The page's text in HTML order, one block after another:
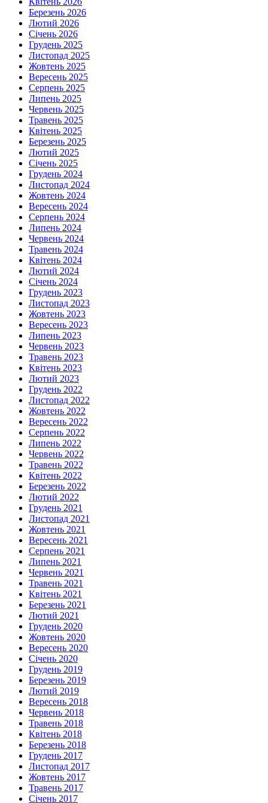
Березень 2026
Лютий 2026
Січень 2026
Грудень 2025
Листопад 2025
Жовтень 2025
Вересень 2025
Серпень 2025
Липень 2025
Червень 2025
Травень 2025
Квітень 2025
Березень 2025
Лютий 2025
Січень 2025
Грудень 2024
Листопад 2024
Жовтень 2024
Вересень 2024
Серпень 2024
Липень 2024
Червень 2024
Травень 2024
Квітень 2024
Лютий 2024
Січень 2024
Грудень 2023
Листопад 2023
Жовтень 2023
Вересень 2023
Липень 2023
Червень 2023
Травень 2023
Квітень 2023
Лютий 2023
Грудень 2022
Листопад 2022
Жовтень 2022
Вересень 2022
Серпень 2022
Липень 2022
Червень 2022
Травень 2022
Квітень 2022
Березень 2022
Лютий 2022
Грудень 2021
Листопад 2021
Жовтень 2021
Вересень 2021
Серпень 2021
Липень 2021
Червень 2021
Травень 2021
Квітень 2021
Березень 2021
Лютий 2021
Грудень 2020
Жовтень 2020
Вересень 2020
Січень 2020
Грудень 2019
Березень 2019
Лютий 2019
Вересень 2018
Червень 2018
Травень 2018
Квітень 2018
Березень 2018
Грудень 2017
Листопад 2017
Жовтень 2017
Травень 2017
Січень 2017